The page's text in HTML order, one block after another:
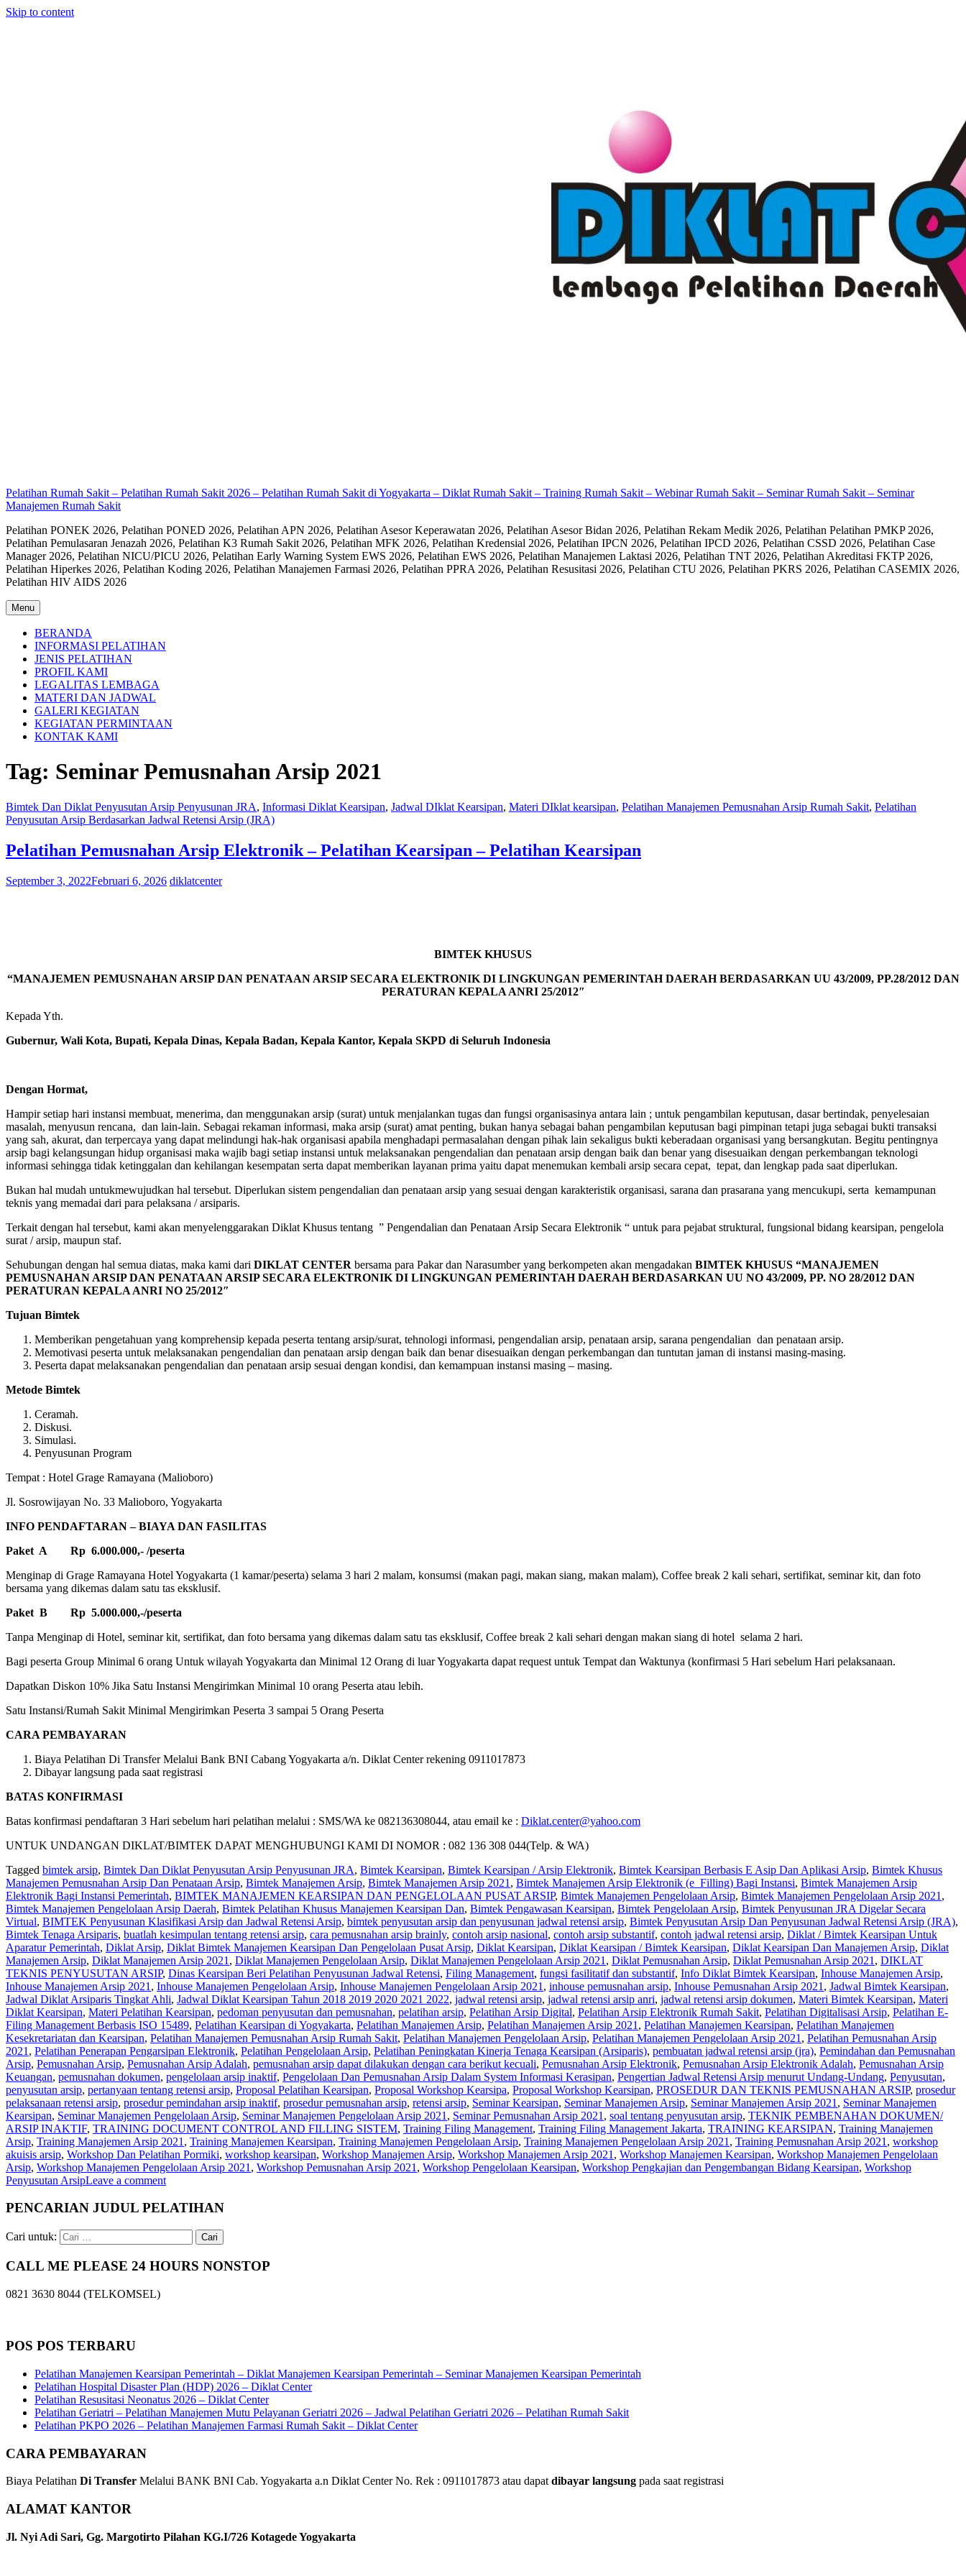
Skip to content
Pelatihan Rumah Sakit – Pelatihan Rumah Sakit 2026 – Pelatihan Rumah Sakit di Yogyakarta – Diklat Rumah Sakit – Training Rumah Sakit – Webinar Rumah Sakit – Seminar Rumah Sakit – Seminar
Manajemen Rumah Sakit
Pelatihan PONEK 2026, Pelatihan PONED 2026, Pelatihan APN 2026, Pelatihan Asesor Keperawatan 2026, Pelatihan Asesor Bidan 2026, Pelatihan Rekam Medik 2026, Pelatihan Pelatihan PMKP 2026,
Pelatihan Pemulasaran Jenazah 2026, Pelatihan K3 Rumah Sakit 2026, Pelatihan MFK 2026, Pelatihan Kredensial 2026, Pelatihan IPCN 2026, Pelatihan IPCD 2026, Pelatihan CSSD 2026, Pelatihan Case
Manager 2026, Pelatihan NICU/PICU 2026, Pelatihan Early Warning System EWS 2026, Pelatihan EWS 2026, Pelatihan Manajemen Laktasi 2026, Pelatihan TNT 2026, Pelatihan Akreditasi FKTP 2026,
Pelatihan Hiperkes 2026, Pelatihan Koding 2026, Pelatihan Manajemen Farmasi 2026, Pelatihan PPRA 2026, Pelatihan Resusitasi 2026, Pelatihan CTU 2026, Pelatihan PKRS 2026, Pelatihan CASEMIX 2026,
Pelatihan HIV AIDS 2026
Menu
BERANDA
INFORMASI PELATIHAN
JENIS PELATIHAN
PROFIL KAMI
LEGALITAS LEMBAGA
MATERI DAN JADWAL
GALERI KEGIATAN
KEGIATAN PERMINTAAN
KONTAK KAMI
Tag: Seminar Pemusnahan Arsip 2021
Bimtek Dan Diklat Penyusutan Arsip Penyusunan JRA, Informasi Diklat Kearsipan, Jadwal DIklat Kearsipan, Materi DIklat kearsipan, Pelatihan Manajemen Pemusnahan Arsip Rumah Sakit, Pelatihan
Penyusutan Arsip Berdasarkan Jadwal Retensi Arsip (JRA)
Pelatihan Pemusnahan Arsip Elektronik – Pelatihan Kearsipan – Pelatihan Kearsipan
September 3, 2022Februari 6, 2026 diklatcenter
BIMTEK KHUSUS
“MANAJEMEN PEMUSNAHAN ARSIP DAN PENATAAN ARSIP SECARA ELEKTRONIK DI LINGKUNGAN PEMERINTAH DAERAHBERDASARKAN UU 43/2009, PP.28/2012 DAN
PERATURAN KEPALA ANRI 25/2012″
Kepada Yth.
Gubernur, Wali Kota, Bupati, Kepala Dinas, Kepala Badan, Kepala Kantor, Kepala SKPD di Seluruh Indonesia
Dengan Hormat,
Hampir setiap hari instansi membuat, menerima, dan menggunakan arsip (surat) untuk menjalankan tugas dan fungsi organisasinya antara lain ; untuk pengambilan keputusan, dasar bertindak, penyelesaian
masalah, menyusun rencana, dan lain-lain. Sebagai rekaman informasi, maka arsip (surat) amat penting, bukan hanya sebagai bahan pengambilan keputusan bagi pimpinan tetapi juga sebagai bukti transaksi
yang sah, akurat, dan terpercaya yang dapat melindungi hak-hak organisasi apabila menghadapi permasalahan dengan pihak lain sekaligus bukti keberadaan organisasi yang bersangkutan. Begitu pentingnya
arsip bagi kelangsungan hidup organisasi maka wajib bagi setiap instansi untuk melaksanakan pengendalian dan penataan arsip dengan baik dan benar yang disesuaikan dengan perkembangan teknologi
informasi sehingga tidak ketinggalan dan kehilangan kesempatan serta dapat memberikan layanan prima yaitu dapat menemukan kembali arsip secara cepat, tepat, dan lengkap pada saat diperlukan.
Bukan hal mudah untukmewujudkan hal tersebut. Diperlukan sistem pengendalian dan penataan arsip yang sesuai dengan karakteristik organisasi, sarana dan prasarana yang mencukupi, serta kemampunan
teknis yang memadai dari para pelaksana / arsiparis.
Terkait dengan hal tersebut, kami akan menyelenggarakan Diklat Khusus tentang ” Pengendalian dan Penataan Arsip Secara Elektronik “ untuk para pejabat struktural, fungsional bidang kearsipan, pengelola
surat / arsip, maupun staf.
Sehubungan dengan hal semua diatas, maka kami dari DIKLAT CENTER bersama para Pakar dan Narasumber yang berkompeten akan mengadakan BIMTEK KHUSUS “MANAJEMEN
PEMUSNAHAN ARSIP DAN PENATAAN ARSIP SECARA ELEKTRONIK DI LINGKUNGAN PEMERINTAH DAERAH BERDASARKAN UU NO 43/2009, PP. NO 28/2012 DAN
PERATURAN KEPALA ANRI NO 25/2012″
Tujuan Bimtek
Memberikan pengetahuan yang komprehensip kepada peserta tentang arsip/surat, tehnologi informasi, pengendalian arsip, penataan arsip, sarana pengendalian dan penataan arsip.
Memotivasi peserta untuk melaksanakan pengendalian dan penataan arsip dengan baik dan benar disesuaikan dengan perkembangan dan tuntutan jaman di instansi masing-masing.
Peserta dapat melaksanakan pengendalian dan penataan arsip sesuai dengan kondisi, dan kemampuan instansi masing – masing.
Metode Bimtek
Ceramah.
Diskusi.
Simulasi.
Penyusunan Program
Tempat : Hotel Grage Ramayana (Malioboro)
Jl. Sosrowijayan No. 33 Malioboro, Yogyakarta
INFO PENDAFTARAN – BIAYA DAN FASILITAS
Paket A Rp 6.000.000,- /peserta
Menginap di Grage Ramayana Hotel Yogyakarta (1 kamar/peserta) selama 3 hari 2 malam, konsumsi (makan pagi, makan siang, makan malam), Coffee break 2 kali sehari, sertifikat, seminar kit, dan foto
bersama yang dikemas dalam satu tas eksklusif.
Paket B Rp 5.000.000,-/peserta
Tanpa Menginap di Hotel, seminar kit, sertifikat, dan foto bersama yang dikemas dalam satu tas eksklusif, Coffee break 2 kali sehari dengan makan siang di hotel selama 2 hari.
Bagi peserta Group Minimal 6 orang Untuk wilayah Yogyakarta dan Minimal 12 Orang di luar Yogyakarta dapat request untuk Tempat dan Waktunya (konfirmasi 5 Hari sebelum Hari pelaksanaan.
Dapatkan Diskon 10% Jika Satu Instansi Mengirimkan Minimal 10 orang Peserta atau lebih.
Satu Instansi/Rumah Sakit Minimal Mengirimkan Peserta 3 sampai 5 Orang Peserta
CARA PEMBAYARAN
Biaya Pelatihan Di Transfer Melalui Bank BNI Cabang Yogyakarta a/n. Diklat Center rekening 0911017873
Dibayar langsung pada saat registrasi
BATAS KONFIRMASI
Batas konfirmasi pendaftaran 3 Hari sebelum hari pelatihan melalui : SMS/WA ke 082136308044, atau email ke : Diklat.center@yahoo.com
UNTUK UNDANGAN DIKLAT/BIMTEK DAPAT MENGHUBUNGI KAMI DI NOMOR : 082 136 308 044(Telp. & WA)
Tagged bimtek arsip, Bimtek Dan Diklat Penyusutan Arsip Penyusunan JRA, Bimtek Kearsipan, Bimtek Kearsipan / Arsip Elektronik, Bimtek Kearsipan Berbasis E Asip Dan Aplikasi Arsip, Bimtek Khusus
Manajemen Pemusnahan Arsip Dan Penataan Arsip, Bimtek Manajemen Arsip, Bimtek Manajemen Arsip 2021 , Bimtek Manajemen Arsip Elektronik (e_Filling) Bagi Instansi, Bimtek Manajemen Arsip
Elektronik Bagi Instansi Pemerintah, BIMTEK MANAJEMEN KEARSIPAN DAN PENGELOLAAN PUSAT ARSIP, Bimtek Manajemen Pengelolaan Arsip, Bimtek Manajemen Pengelolaan Arsip 2021 ,
Bimtek Manajemen Pengelolaan Arsip Daerah, Bimtek Pelatihan Khusus Manajemen Kearsipan Dan, Bimtek Pengawasan Kearsipan, Bimtek Pengelolaan Arsip, Bimtek Penyusunan JRA Digelar Secara
Virtual, BIMTEK Penyusunan Klasifikasi Arsip dan Jadwal Retensi Arsip, bimtek penyusutan arsip dan penyusunan jadwal retensi arsip, Bimtek Penyusutan Arsip Dan Penyusunan Jadwal Retensi Arsip (JRA),
Bimtek Tenaga Arsiparis, buatlah kesimpulan tentang retensi arsip, cara pemusnahan arsip brainly, contoh arsip nasional, contoh arsip substantif, contoh jadwal retensi arsip, Diklat / Bimtek Kearsipan Untuk
Aparatur Pemerintah, Diklat Arsip, Diklat Bimtek Manajemen Kearsipan Dan Pengelolaan Pusat Arsip, Diklat Kearsipan, Diklat Kearsipan / Bimtek Kearsipan, Diklat Kearsipan Dan Manajemen Arsip, Diklat
Manajemen Arsip, Diklat Manajemen Arsip 2021 , Diklat Manajemen Pengelolaan Arsip, Diklat Manajemen Pengelolaan Arsip 2021 , Diklat Pemusnahan Arsip, Diklat Pemusnahan Arsip 2021 , DIKLAT
TEKNIS PENYUSUTAN ARSIP, Dinas Kearsipan Beri Pelatihan Penyusunan Jadwal Retensi, Filing Management, fungsi fasilitatif dan substantif, Info Diklat Bimtek Kearsipan, Inhouse Manajemen Arsip,
Inhouse Manajemen Arsip 2021 , Inhouse Manajemen Pengelolaan Arsip, Inhouse Manajemen Pengelolaan Arsip 2021 , inhouse pemusnahan arsip, Inhouse Pemusnahan Arsip 2021 , Jadwal Bimtek Kearsipan,
Jadwal Diklat Arsiparis Tingkat Ahli, Jadwal Diklat Kearsipan Tahun 2018 2019 2020 2021 2022, jadwal retensi arsip, jadwal retensi arsip anri, jadwal retensi arsip dokumen, Materi Bimtek Kearsipan, Materi
Diklat Kearsipan, Materi Pelatihan Kearsipan, pedoman penyusutan dan pemusnahan, pelatihan arsip, Pelatihan Arsip Digital, Pelatihan Arsip Elektronik Rumah Sakit, Pelatihan Digitalisasi Arsip, Pelatihan E-
Filing Management Berbasis ISO 15489, Pelatihan Kearsipan di Yogyakarta, Pelatihan Manajemen Arsip, Pelatihan Manajemen Arsip 2021 , Pelatihan Manajemen Kearsipan, Pelatihan Manajemen
Kesekretariatan dan Kearsipan, Pelatihan Manajemen Pemusnahan Arsip Rumah Sakit, Pelatihan Manajemen Pengelolaan Arsip, Pelatihan Manajemen Pengelolaan Arsip 2021 , Pelatihan Pemusnahan Arsip
2021 , Pelatihan Penerapan Pengarsipan Elektronik, Pelatihan Pengelolaan Arsip, Pelatihan Peningkatan Kinerja Tenaga Kearsipan (Arsiparis), pembuatan jadwal retensi arsip (jra), Pemindahan dan Pemusnahan
Arsip, Pemusnahan Arsip, Pemusnahan Arsip Adalah, pemusnahan arsip dapat dilakukan dengan cara berikut kecuali, Pemusnahan Arsip Elektronik, Pemusnahan Arsip Elektronik Adalah, Pemusnahan Arsip
Keuangan, pemusnahan dokumen, pengelolaan arsip inaktif, Pengelolaan Dan Pemusnahan Arsip Dalam System Informasi Kerasipan, Pengertian Jadwal Retensi Arsip menurut Undang-Undang, Penyusutan,
penyusutan arsip, pertanyaan tentang retensi arsip, Proposal Pelatihan Kearsipan, Proposal Workshop Kearsipa, Proposal Workshop Kearsipan, PROSEDUR DAN TEKNIS PEMUSNAHAN ARSIP, prosedur
pelaksanaan retensi arsip, prosedur pemindahan arsip inaktif, prosedur pemusnahan arsip, retensi arsip, Seminar Kearsipan, Seminar Manajemen Arsip, Seminar Manajemen Arsip 2021 , Seminar Manajemen
Kearsipan, Seminar Manajemen Pengelolaan Arsip, Seminar Manajemen Pengelolaan Arsip 2021 , Seminar Pemusnahan Arsip 2021 , soal tentang penyusutan arsip, TEKNIK PEMBENAHAN DOKUMEN/
ARSIP INAKTIF, TRAINING DOCUMENT CONTROL AND FILLING SISTEM, Training Filing Management, Training Filing Management Jakarta, TRAINING KEARSIPAN, Training Manajemen
Arsip, Training Manajemen Arsip 2021 , Training Manajemen Kearsipan, Training Manajemen Pengelolaan Arsip, Training Manajemen Pengelolaan Arsip 2021 , Training Pemusnahan Arsip 2021 , workshop
akuisis arsip, Workshop Dan Pelatihan Pormiki, workshop kearsipan, Workshop Manajemen Arsip, Workshop Manajemen Arsip 2021 , Workshop Manajemen Kearsipan, Workshop Manajemen Pengelolaan
Arsip, Workshop Manajemen Pengelolaan Arsip 2021 , Workshop Pemusnahan Arsip 2021 , Workshop Pengelolaan Kearsipan, Workshop Pengkajian dan Pengembangan Bidang Kearsipan, Workshop
Penyusutan ArsipLeave a comment
PENCARIAN JUDUL PELATIHAN
Cari untuk:
CALL ME PLEASE 24 HOURS NONSTOP
0821 3630 8044 (TELKOMSEL)
POS POS TERBARU
Pelatihan Manajemen Kearsipan Pemerintah – Diklat Manajemen Kearsipan Pemerintah – Seminar Manajemen Kearsipan Pemerintah
Pelatihan Hospital Disaster Plan (HDP) 2026 – Diklat Center
Pelatihan Resusitasi Neonatus 2026 – Diklat Center
Pelatihan Geriatri – Pelatihan Manajemen Mutu Pelayanan Geriatri 2026 – Jadwal Pelatihan Geriatri 2026 – Pelatihan Rumah Sakit
Pelatihan PKPO 2026 – Pelatihan Manajemen Farmasi Rumah Sakit – Diklat Center
CARA PEMBAYARAN
Biaya Pelatihan Di Transfer Melalui BANK BNI Cab. Yogyakarta a.n Diklat Center No. Rek : 0911017873 atau dapatdibayar langsung pada saat registrasi
ALAMAT KANTOR
Jl. Nyi Adi Sari, Gg. Margotirto Pilahan KG.I/726 Kotagede Yogyakarta